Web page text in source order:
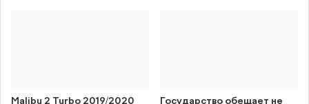
Malibu 2 Turbo 2019/2020 Государство обещает не